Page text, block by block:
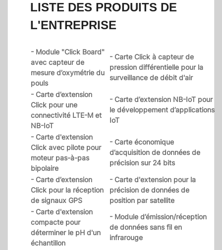
LISTE DES PRODUITS DE
L'ENTREPRISE
- Module "Click Board"
avec capteur de
mesure d’oxymétrie du
pouls
- Carte Click à capteur de
pression différentielle pour la
surveillance de débit d'air
- Carte d’extension
Click pour une
connectivité LTE-M et
NB-IoT
- Carte d’extension NB-IoT pour
le développement d’applications
IoT
- Carte d'extension
Click avec pilote pour
moteur pas-à-pas
bipolaire
- Carte économique
d’acquisition de données de
précision sur 24 bits
- Carte d’extension
Click pour la réception
de signaux GPS
- Carte d'extension pour la
précision de données de
position par satellite
- Carte d'extension
compacte pour
déterminer le pH d'un
échantillon
- Module d’émission/réception
de données sans fil en
infrarouge